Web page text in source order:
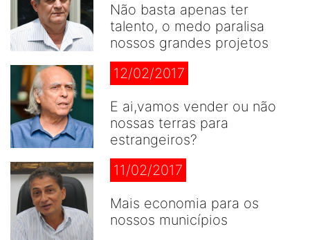
Não basta apenas ter
talento, o medo paralisa
nossos grandes projetos
12/02/2017
E ai,vamos vender ou não
nossas terras para
estrangeiros?
11/02/2017
Mais economia para os
nossos municípios